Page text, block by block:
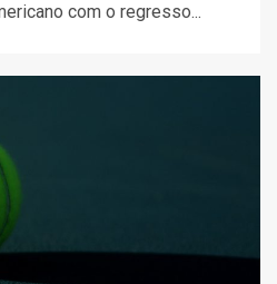
com o regresso...